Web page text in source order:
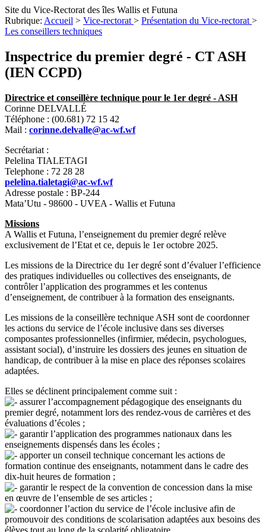
Site du Vice-Rectorat des îles Wallis et Futuna
Rubrique: Accueil > Vice-rectorat > Présentation du Vice-rectorat >
Les conseillers techniques
Inspectrice du premier degré - CT ASH
(IEN CCPD)
Directrice et conseillère technique pour le 1er degré - ASH
Corinne DELVALLÉ
Téléphone : (00.681) 72 15 42
Mail : corinne.delvalle@ac-wf.wf
Secrétariat :
Pelelina TIALETAGI
Telephone : 72 28 28
pelelina.tialetagi@ac-wf.wf
Adresse postale : BP-244
Mata’Utu - 98600 - UVEA - Wallis et Futuna
Missions
A Wallis et Futuna, l’enseignement du premier degré relève
exclusivement de l’Etat et ce, depuis le 1er octobre 2025.
Les missions de la Directrice du 1er degré sont d’évaluer l’efficience
des pratiques individuelles ou collectives des enseignants, de
contrôler l’application des programmes et les contenus
d’enseignement, de contribuer à la formation des enseignants.
Les missions de la conseillère technique ASH sont de coordonner
les actions du service de l’école inclusive dans ses diverses
composantes professionnelles (infirmier, médecin, psychologues,
assistant social), d’instruire les dossiers des jeunes en situation de
handicap, de contribuer à la mise en place des réponses scolaires
adaptées.
Elles se déclinent principalement comme suit :
assurer l’accompagnement pédagogique des enseignants du
premier degré, notamment lors des rendez-vous de carrières et des
évaluations d’écoles ;
garantir l’application des programmes nationaux dans les
enseignements dispensés dans les écoles ;
apporter un conseil technique concernant les actions de
formation continue des enseignants, notamment dans le cadre des
dix-huit heures de formation ;
garantir le respect de la convention de concession dans la mise
en œuvre de l’ensemble de ses articles ;
coordonner l’action du service de l’école inclusive afin de
promouvoir des conditions de scolarisation adaptées aux besoins des
élèves tout au long de la scolarité obligatoire.